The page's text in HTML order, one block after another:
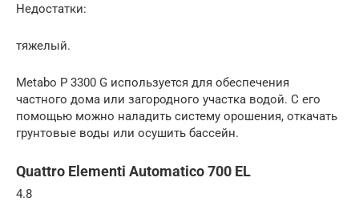
Недостатки:
тяжелый.
Metabo P 3300 G используется для обеспечения
частного дома или загородного участка водой. С его
помощью можно наладить систему орошения, откачать
грунтовые воды или осушить бассейн.
Quattro Elementi Automatico 700 EL
4.8